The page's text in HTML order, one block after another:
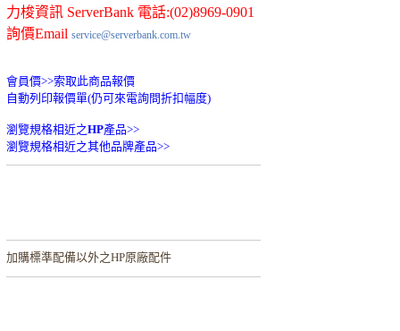
力梭資訊 ServerBank 電話:(02)8969-0901
詢價Email service@serverbank.com.tw
會員價>>索取此商品報價
自動列印報價單(仍可來電詢問折扣幅度)
瀏覽規格相近之HP產品>>
瀏覽規格相近之其他品牌產品>>
加購標準配備以外之HP原廠配件